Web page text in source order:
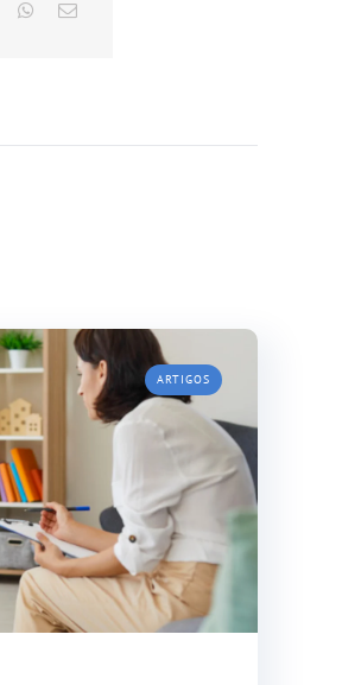
ARTIGOS